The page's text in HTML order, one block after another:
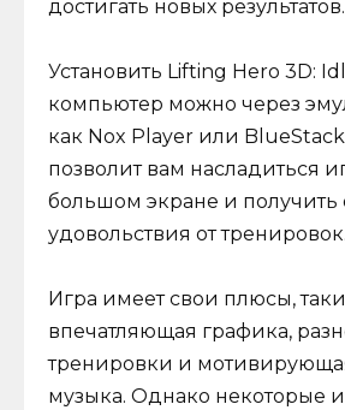
достигать новых результатов.
Установить Lifting Hero 3D:
компьютер можно через
как Nox Player или
позволит вам насладиться
большом экране и
удовольствия от тренировок.
Игра имеет свои плюсы,
впечатляющая графика,
тренировки и
музыка. Однако некоторые